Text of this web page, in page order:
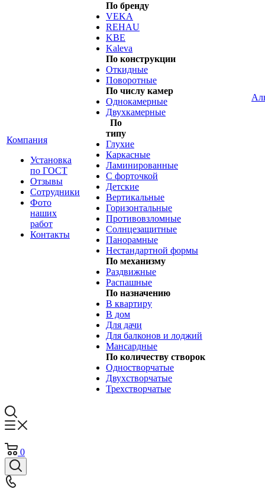
Компания
Установка
по ГОСТ
Отзывы
Сотрудники
Фото
наших
работ
Контакты
По бренду
VEKA
REHAU
KBE
Kaleva
По конструкции
Откидные
Поворотные
По числу камер
Однокамерные
Двухкамерные
По
типу
Глухие
Каркасные
Ламинированные
С форточкой
Детские
Вертикальные
Горизонтальные
Противовзломные
Солнцезащитные
Панорамные
Нестандартной формы
По механизму
Раздвижные
Распашные
По назначению
В квартиру
В дом
Для дачи
Для балконов и лоджий
Мансардные
По количеству створок
Одностворчатые
Двухстворчатые
Трехстворчатые
0